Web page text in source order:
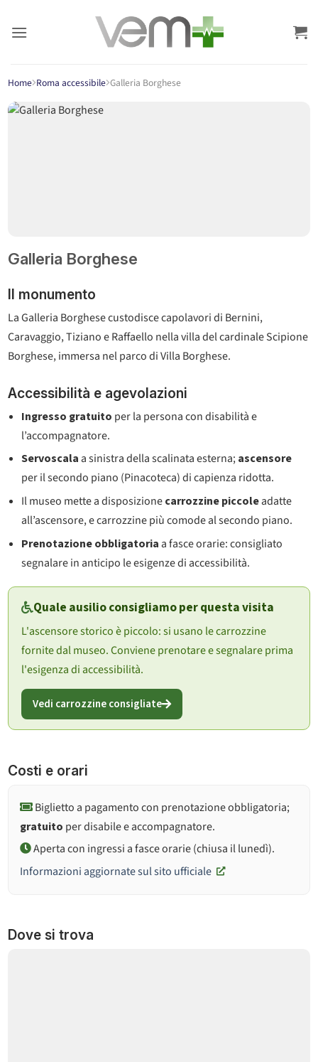
Home Roma accessibile Galleria Borghese
Galleria Borghese
Il monumento
La Galleria Borghese custodisce capolavori di Bernini,
Caravaggio, Tiziano e Raffaello nella villa del cardinale Scipione
Borghese, immersa nel parco di Villa Borghese.
Accessibilità e agevolazioni
Ingresso gratuito per la persona con disabilità e
l’accompagnatore.
Servoscala a sinistra della scalinata esterna;ascensore
per il secondo piano (Pinacoteca) di capienza ridotta.
Il museo mette a disposizionecarrozzine piccoleadatte
all’ascensore, e carrozzine più comode al secondo piano.
Prenotazione obbligatoria a fasce orarie: consigliato
segnalare in anticipo le esigenze di accessibilità.
Quale ausilio consigliamo per questa visita
L'ascensore storico è piccolo: si usano le carrozzine
fornite dal museo. Conviene prenotare e segnalare prima
l'esigenza di accessibilità.
Vedi carrozzine consigliate
Costi e orari
Biglietto a pagamento con prenotazione obbligatoria;
gratuito per disabile e accompagnatore.
Aperta con ingressi a fasce orarie (chiusa il lunedì).
Informazioni aggiornate sul sito ufficiale
Dove si trova